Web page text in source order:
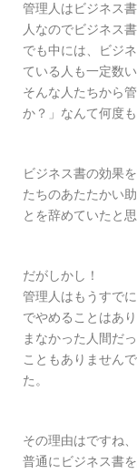
管理人はビジネス
人なのでビジネス
でも中には、ビジ
ている人も一定数い
そんな人たちから
か？」なんて何度
ビジネス書の効果
たちのあたたかい
とを辞めていたと思
だがしかし！
管理人はもうすで
でやめることはあ
まなかった人間だ
こともありません
た。
その理由はですね
普通にビジネス書